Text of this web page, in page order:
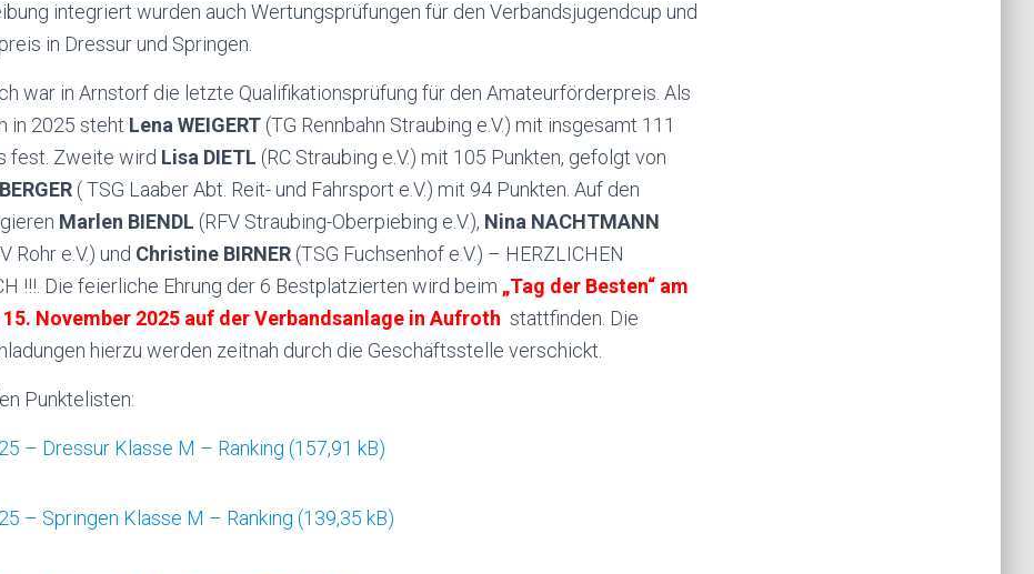
integriert wurden auch Wertungsprüfungen für den Verbandsjugendcup und
in Dressur und Springen.
war in Arnstorf die letzte Qualifikationsprüfung für den Amateurförderpreis. Als
in 2025 steht Lena WEIGERT (TG Rennbahn Straubing e.V.) mit insgesamt 111
fest. Zweite wird Lisa DIETL (RC Straubing e.V.) mit 105 Punkten, gefolgt von
( TSG Laaber Abt. Reit- und Fahrsport e.V.) mit 94 Punkten. Auf den
Marlen BIENDL (RFV Straubing-Oberpiebing e.V.), Nina NACHTMANN
Rohr e.V.) und Christine BIRNER (TSG Fuchsenhof e.V.) – HERZLICHEN
!!!. Die feierliche Ehrung der 6 Bestplatzierten wird beim „Tag der Besten“ am
November 2025 auf der Verbandsanlage in Aufroth stattfinden. Die
hierzu werden zeitnah durch die Geschäftsstelle verschickt.
Punktelisten:
– Dressur Klasse M – Ranking
– Springen Klasse M – Ranking